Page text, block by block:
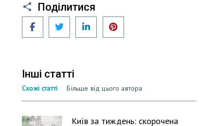
Поділитися
FacebookTwitter LinkedIn
Інші статті
Схожі статті Більше від цього автора
Київ за тиждень: скорочена